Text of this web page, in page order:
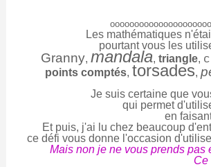
Les mathématiques
pourtant vous les
Granny, mandala, triangle,
points comptés, torsades,
Je suis certaine que
qui permet
en
Et puis, j'ai lu chez beaucoup
ce défi vous donne l'occasion
Mais non je ne vous prends pas
Ce